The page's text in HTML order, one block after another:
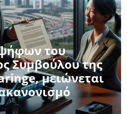
του
Συμβούλου της
μειώνεται